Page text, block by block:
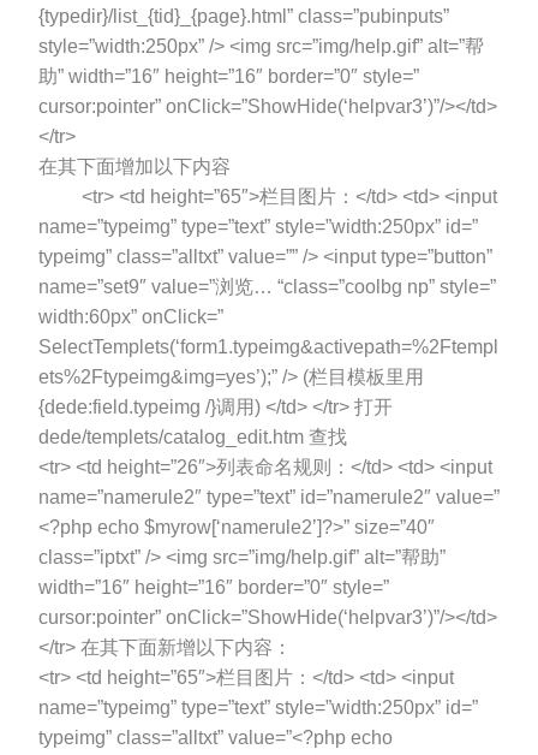
{typedir}/list_{tid}_{page}.html” class=”pubinputs”
style=”width:250px” /> <img src=”img/help.gif” alt=”帮
助” width=”16″ height=”16″ border=”0″ style=”
cursor:pointer” onClick=”ShowHide(‘helpvar3’)”/></td>
</tr>
在其下面增加以下内容
<tr> <td height=”65″>栏目图片：</td> <td> <input
name=”typeimg” type=”text” style=”width:250px” id=”
typeimg” class=”alltxt” value=”” /> <input type=”button”
name=”set9″ value=”浏览… “class=”coolbg np” style=”
width:60px” onClick=”
SelectTemplets(‘form1.typeimg&activepath=%2Ftempl
ets%2Ftypeimg&img=yes’);” /> (栏目模板里用
{dede:field.typeimg /}调用) </td> </tr> 打开
dede/templets/catalog_edit.htm 查找
<tr> <td height=”26″>列表命名规则：</td> <td> <input
name=”namerule2″ type=”text” id=”namerule2″ value=”
<?php echo $myrow[‘namerule2’]?>” size=”40″
class=”iptxt” /> <img src=”img/help.gif” alt=”帮助”
width=”16″ height=”16″ border=”0″ style=”
cursor:pointer” onClick=”ShowHide(‘helpvar3’)”/></td>
</tr> 在其下面新增以下内容：
<tr> <td height=”65″>栏目图片：</td> <td> <input
name=”typeimg” type=”text” style=”width:250px” id=”
typeimg” class=”alltxt” value=”<?php echo